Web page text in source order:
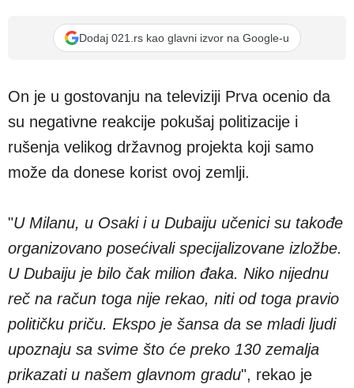
Dodaj 021.rs kao glavni izvor na Google-u
On je u gostovanju na televiziji Prva ocenio da
su negativne reakcije pokušaj politizacije i
rušenja velikog državnog projekta koji samo
može da donese korist ovoj zemlji.
"U Milanu, u Osaki i u Dubaiju učenici su takođe
organizovano posećivali specijalizovane izložbe.
U Dubaiju je bilo čak milion đaka. Niko nijednu
reč na račun toga nije rekao, niti od toga pravio
političku priču. Ekspo je šansa da se mladi ljudi
upoznaju sa svime što će preko 130 zemalja
prikazati u našem glavnom gradu", rekao je